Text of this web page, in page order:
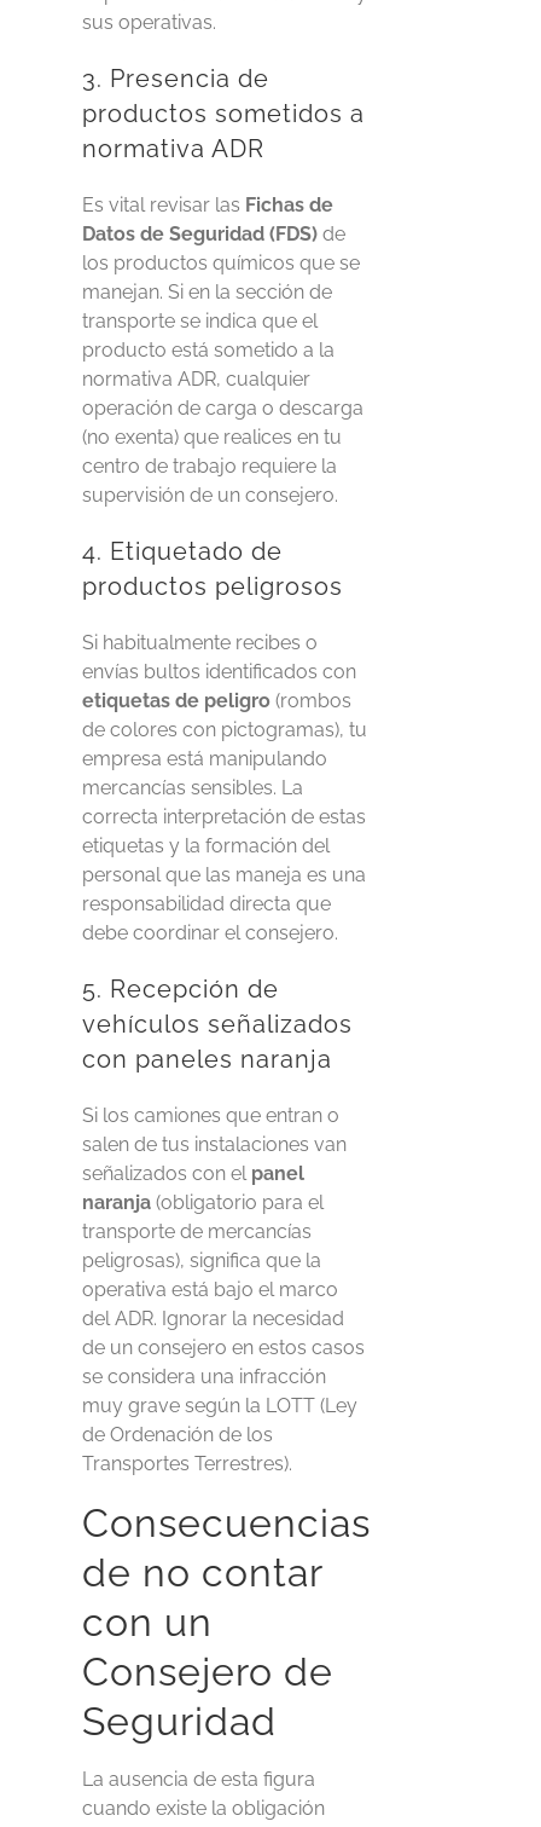
sus operativas.
3. Presencia de
productos sometidos a
normativa ADR
Es vital revisar las Fichas de
Datos de Seguridad (FDS)de
los productos químicos que se
manejan. Si en la sección de
transporte se indica que el
producto está sometido a la
normativa ADR, cualquier
operación de carga o descarga
(no exenta) que realices en tu
centro de trabajo requiere la
supervisión de un consejero.
4. Etiquetado de
productos peligrosos
Si habitualmente recibes o
envías bultos identificados con
etiquetas de peligro(rombos
de colores con pictogramas), tu
empresa está manipulando
mercancías sensibles. La
correcta interpretación de estas
etiquetas y la formación del
personal que las maneja es una
responsabilidad directa que
debe coordinar el consejero.
5. Recepción de
vehículos señalizados
con paneles naranja
Si los camiones que entran o
salen de tus instalaciones van
señalizados con el panel
naranja(obligatorio para el
transporte de mercancías
peligrosas), significa que la
operativa está bajo el marco
del ADR. Ignorar la necesidad
de un consejero en estos casos
se considera una infracción
muy grave según la LOTT (Ley
de Ordenación de los
Transportes Terrestres).
Consecuencias
de no contar
con un
Consejero de
Seguridad
La ausencia de esta figura
cuando existe la obligación